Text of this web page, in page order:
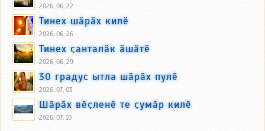
2026, 06, 22
Тинех шӑрӑх килӗ
2026, 06, 26
Тинех ҫанталӑк ӑшӑтӗ
2026, 06, 29
30 градус ытла шӑрӑх пулӗ
2026, 07, 03
Шӑрӑх вӗҫленӗ те ҫумӑр килӗ
2026, 07, 10